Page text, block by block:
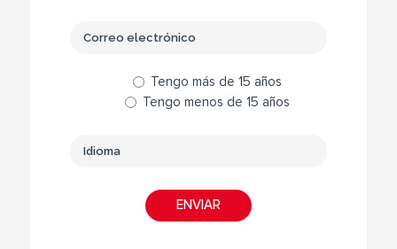
Tengo más de 15 años
Tengo menos de 15 años